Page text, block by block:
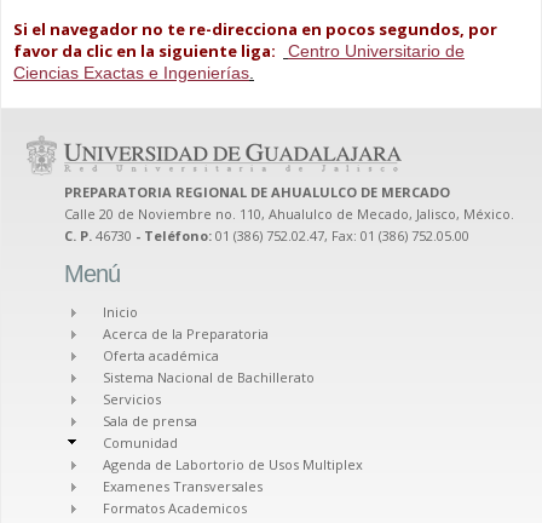
Si el navegador no te re-direcciona en pocos segundos, por
favor da clic en la siguiente liga:
Centro Universitario de
Ciencias Exactas e Ingenierías
PREPARATORIA REGIONAL DE AHUALULCO DE MERCADO
Calle 20 de Noviembre no. 110, Ahualulco de Mecado, Jalisco, México.
C. P. 46730 - Teléfono: 01 (386) 752.02.47, Fax: 01 (386) 752.05.00
Menú
Inicio
Acerca de la Preparatoria
Oferta académica
Sistema Nacional de Bachillerato
Servicios
Sala de prensa
Comunidad
Agenda de Labortorio de Usos Multiplex
Examenes Transversales
Formatos Academicos